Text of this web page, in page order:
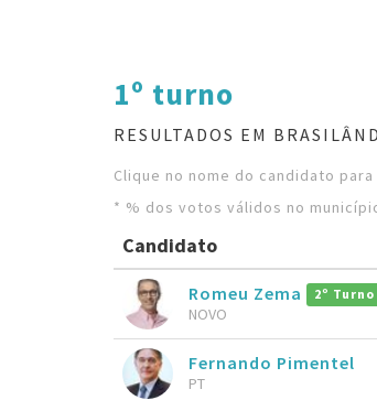
1º turno
RESULTADOS EM
Clique no nome do candidato
* % dos votos válidos no
Candidato
Romeu Zema 2º Turno
NOVO
Fernando Pimentel
PT